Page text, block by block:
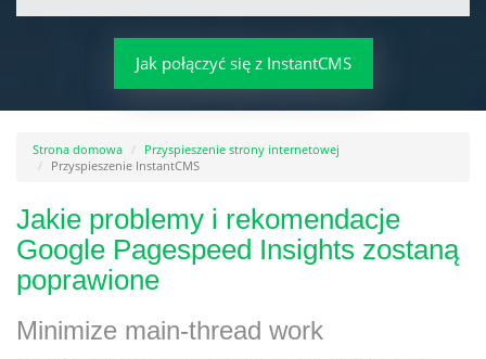
Jak połączyć się z InstantCMS
Strona domowa
Przyspieszenie strony internetowej
Przyspieszenie InstantCMS
Jakie problemy i rekomendacje
Google Pagespeed Insights zostaną
poprawione
Minimize main-thread work